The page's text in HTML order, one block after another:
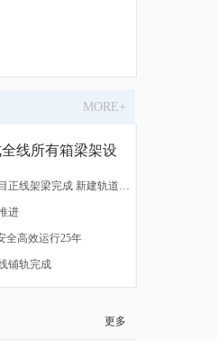
MORE+
线所有箱梁架设
新华社 隆黄铁路隆叙段扩改项目正线架梁完成 新建轨道贯通
进
全高效运行25年
铺轨完成
更多